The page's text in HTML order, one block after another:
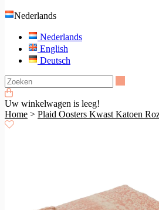
Nederlands
Nederlands
English
Deutsch
Uw winkelwagen is leeg!
Home > Plaid Oosters Kwast Katoen